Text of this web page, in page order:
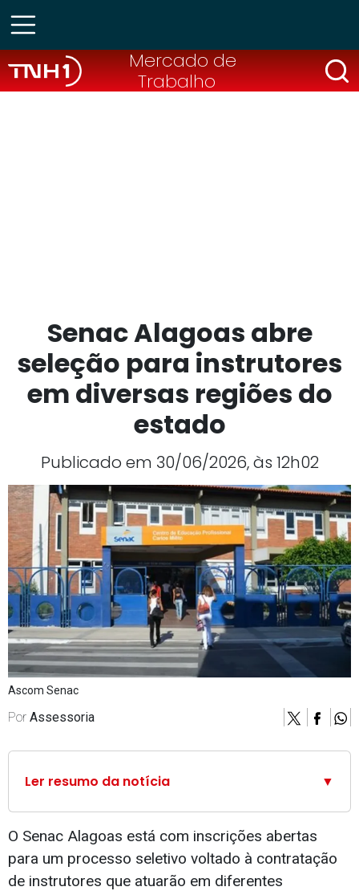
Mercado de
Trabalho
Senac Alagoas abre
seleção para instrutores
em diversas regiões do
estado
Publicado em 30/06/2026, às 12h02
Ascom Senac
Por Assessoria
Ler resumo da notícia ▼
O Senac Alagoas está com inscrições abertas
para um processo seletivo voltado à contratação
de instrutores que atuarão em diferentes